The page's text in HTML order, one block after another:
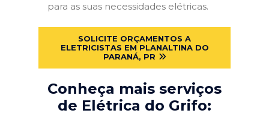
para as suas necessidades elétricas.
SOLICITE ORÇAMENTOS A
ELETRICISTAS EM PLANALTINA DO
PARANÁ, PR
Conheça mais serviços
de Elétrica do Grifo: